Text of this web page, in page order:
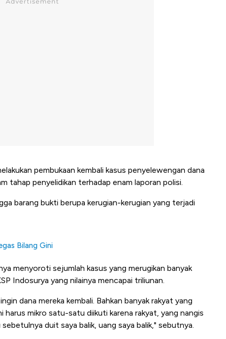
pembukaan kembali kasus penyelewengan dana
tahap penyelidikan terhadap enam laporan polisi.
barang bukti berupa kerugian-kerugian yang terjadi
Bilang Gini
menyoroti sejumlah kasus yang merugikan banyak
Indosurya yang nilainya mencapai triliunan.
dana mereka kembali. Bahkan banyak rakyat yang
mikro satu-satu diikuti karena rakyat, yang nangis
duit saya balik, uang saya balik," sebutnya.